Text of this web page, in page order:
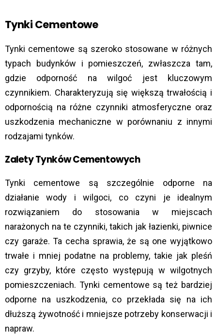
Tynki Cementowe
Tynki cementowe są szeroko stosowane w różnych
typach budynków i pomieszczeń, zwłaszcza tam,
gdzie odporność na wilgoć jest kluczowym
czynnikiem. Charakteryzują się większą trwałością i
odpornością na różne czynniki atmosferyczne oraz
uszkodzenia mechaniczne w porównaniu z innymi
rodzajami tynków.
Zalety Tynków Cementowych
Tynki cementowe są szczególnie odporne na
działanie wody i wilgoci, co czyni je idealnym
rozwiązaniem do stosowania w miejscach
narażonych na te czynniki, takich jak łazienki, piwnice
czy garaże. Ta cecha sprawia, że są one wyjątkowo
trwałe i mniej podatne na problemy, takie jak pleśń
czy grzyby, które często występują w wilgotnych
pomieszczeniach. Tynki cementowe są też bardziej
odporne na uszkodzenia, co przekłada się na ich
dłuższą żywotność i mniejsze potrzeby konserwacji i
napraw.